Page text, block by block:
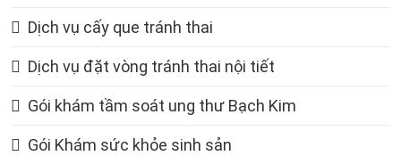
Dịch vụ cấy que tránh thai
Dịch vụ đặt vòng tránh thai nội tiết
Gói khám tầm soát ung thư Bạch Kim
Gói Khám sức khỏe sinh sản